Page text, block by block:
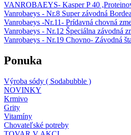
VANROBAEYS- Kasper P 40
Vanrobaeys - Nr.8 Super závodná
Vanrobaeys -Nr.11- Prídavná chovná
Vanrobaeys - Nr.12 Špeciálna závodná
Vanrobaeys - Nr.19 Chovno- Závodná
Ponuka
Výroba sódy ( Sodabubble )
NOVINKY
Krmivo
Grity
Vitamíny
Chovateľské potreby